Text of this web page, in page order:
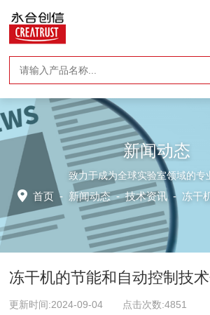
新闻动态
致力于成为全球实验室领域的专
首页 - 新闻动态-技术资讯 - 冻干机
冻干机的节能和自动控制技
更新时间:2024-09-04 点击次数:4851